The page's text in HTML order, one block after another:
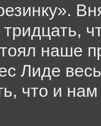
наше
Лиде
что и